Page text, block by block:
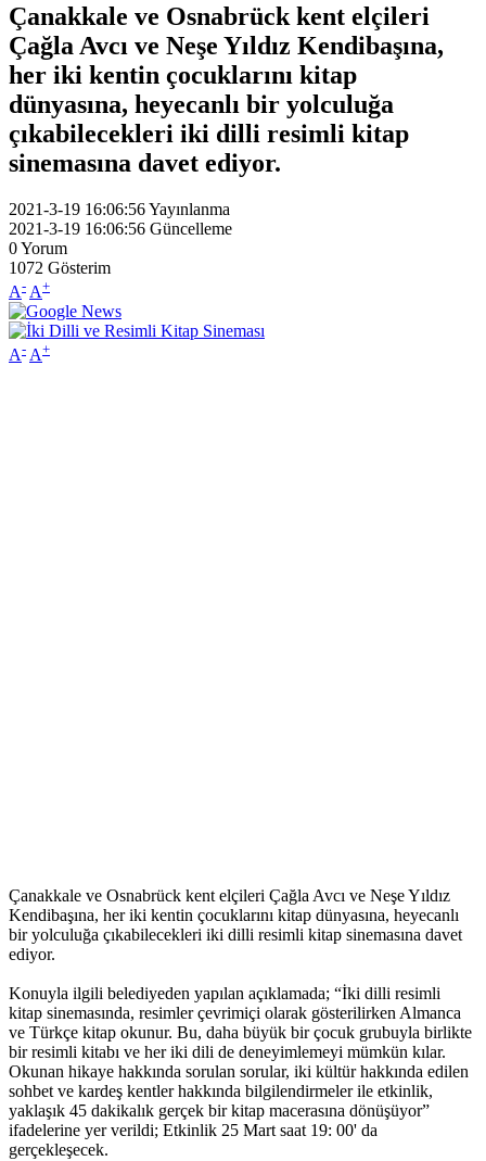
Çanakkale ve Osnabrück kent elçileri
Çağla Avcı ve Neşe Yıldız Kendibaşına,
her iki kentin çocuklarını kitap
dünyasına, heyecanlı bir yolculuğa
çıkabilecekleri iki dilli resimli kitap
sinemasına davet ediyor.
2021-3-19 16:06:56Yayınlanma
2021-3-19 16:06:56 Güncelleme
0Yorum
1072 Gösterim
A- A+
A- A+
Çanakkale ve Osnabrück kent elçileri Çağla Avcı ve Neşe Yıldız
Kendibaşına, her iki kentin çocuklarını kitap dünyasına, heyecanlı
bir yolculuğa çıkabilecekleri iki dilli resimli kitap sinemasına davet
ediyor.
Konuyla ilgili belediyeden yapılan açıklamada; “İki dilli resimli
kitap sinemasında, resimler çevrimiçi olarak gösterilirken Almanca
ve Türkçe kitap okunur. Bu, daha büyük bir çocuk grubuyla birlikte
bir resimli kitabı ve her iki dili de deneyimlemeyi mümkün kılar.
Okunan hikaye hakkında sorulan sorular, iki kültür hakkında edilen
sohbet ve kardeş kentler hakkında bilgilendirmeler ile etkinlik,
yaklaşık 45 dakikalık gerçek bir kitap macerasına dönüşüyor”
ifadelerine yer verildi; Etkinlik 25 Mart saat 19: 00' da
gerçekleşecek.